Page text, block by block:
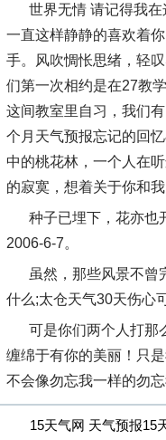
世界无情 请记得我
一直这样静静的喜欢着
手。风吹惆怅思绪，轻
们第一次相约是在27教
这间教室里自习，我们
个月天气预报忘记的回
中的桃花林，一个人在
的寂寞，想着关于你和
种子已埋下，花亦也
2006-6-7。
虽然，那些风景不曾
什么;太仓天气30天伤心
可是你们两个人打那
缠绵于有你的美丽！只
不会像勿忘我一样的勿忘
15天气网 天气预报15